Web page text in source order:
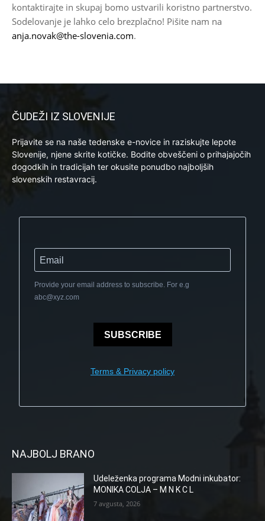
kontaktirajte in skupaj bomo ustvarili koristno partnerstvo.
Sodelovanje je lahko celo brezplačno! Pišite nam na
anja.novak@the-slovenia.com.
ČUDEŽI IZ SLOVENIJE
Prijavite se na naše tedenske e-novice in raziskujte lepote
Slovenije, njene skrite kotičke. Bodite obveščeni o prihajajočih
dogodkih in tradicijah ter okusite ponudbo najboljših
slovenskih restavracij.
Provide your email address to subscribe. For e.g
abc@xyz.com
SUBSCRIBE
Terms & Privacy policy
NAJBOLJ BRANO
Udeleženka programa Modni inkubator:
MONIKA COLJA – M N K C L
7 avgusta, 2026